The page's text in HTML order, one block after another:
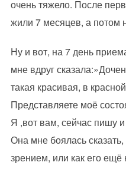
очень тяжело. После
жили 7 месяцев, а потом
Ну и вот, на 7 день
мне вдруг
такая красивая, в
Представляете моё
Я ,вот вам, сейчас пишу
Она мне боялась
зрением, или как его